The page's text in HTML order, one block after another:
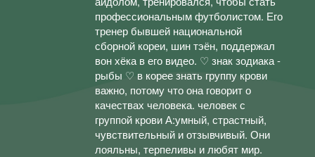
профессиональным футболистом. Его
тренер бывшей национальной
сборной кореи, шин тэён, поддержал
вон хёка в его видео. ♡ знак зодиака -
рыбы ♡ в корее знать группу крови
важно, потому что она говорит о
качествах человека. человек с
группой крови А:умный, страстный,
чувствительный и отзывчивый. Они
лояльны, терпеливы и любят мир.